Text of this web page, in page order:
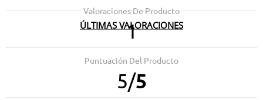
Valoraciones De Producto
1
Puntuación Del Producto
5/5
ÚLTIMAS VALORACIONES